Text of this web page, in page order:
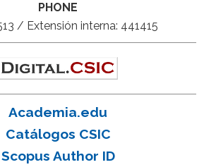
PHONE
/ Extensión interna: 441415
Academia.edu
Catálogos CSIC
Scopus Author ID